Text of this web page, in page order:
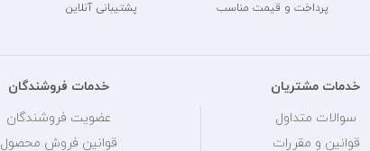
پرداخت و قیمت مناسب پشتیبانی آنلاین
خدمات مشتریان
سوالات متداول
قوانین و مقررات
خدمات فروشندگان
عضویت فروشندگان
قوانین فروش محصول